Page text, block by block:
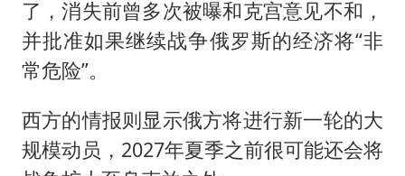
了，消失前曾多次被曝和克宫意见不和，
并批准如果继续战争俄罗斯的经济将“非
常危险”。
西方的情报则显示俄方将进行新一轮的大
规模动员，2027年夏季之前很可能还会将